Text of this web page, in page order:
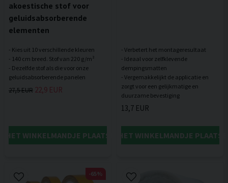
akoestische stof voor
geluidsabsorberende
elementen
- Kies uit 10 verschillende kleuren
- 140 cm breed. Stof van 220 g/m²
- Dezelfde stof als die voor onze
27,5 EUR 22,9 EUR
HET WINKELMANDJE PLAATSEN
- Verbetert het montageresultaat
- Ideaal voor zelfklevende
dempingsmatten
- Vergemakkelijkt de applicatie en
zorgt voor een gelijkmatige en
13,7 EUR
IN HET WINKELMANDJE
-65%